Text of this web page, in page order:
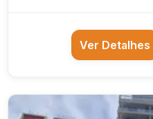
Ver Detalhes